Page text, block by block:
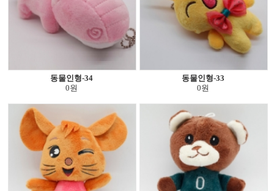
동물인형-34
0원
동물인형-33
0원